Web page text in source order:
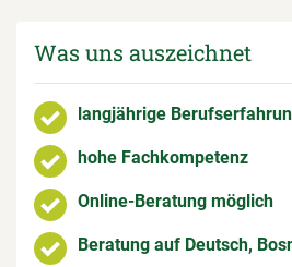
Was uns auszeichnet
langjährige
hohe Fachkompetenz
Online-Beratung möglich
Beratung auf Deutsch,